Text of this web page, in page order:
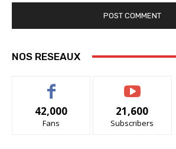
NOS RESEAUX
42,000
Fans
21,600
Subscribers